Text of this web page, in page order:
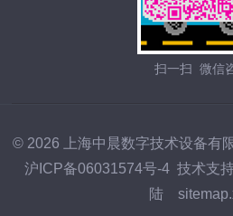
扫一扫 微信
© 2026 上海中晨数字技术设备有
沪ICP备06031574号-4 技术支
陆